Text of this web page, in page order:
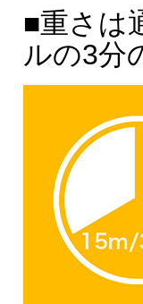
■重さは
ルの3分